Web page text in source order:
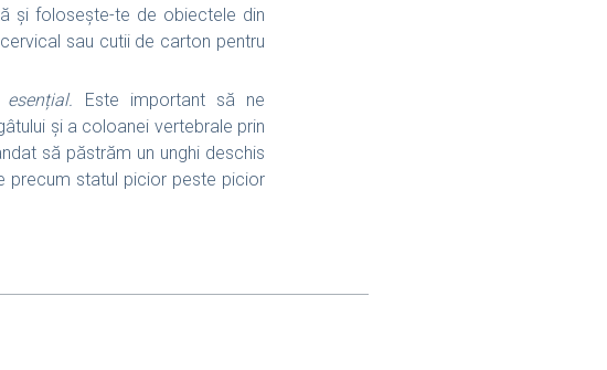
și folosește-te de obiectele din
sau cutii de carton pentru
Este important să ne
și a coloanei vertebrale prin
să păstrăm un unghi deschis
precum statul picior peste picior